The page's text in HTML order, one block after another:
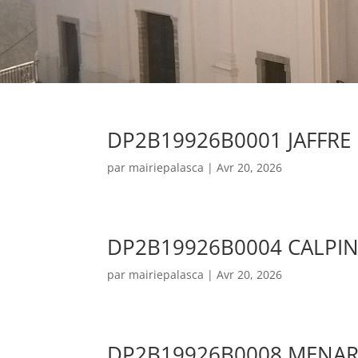
DP2B19926B0001 JAFFRE
par mairiepalasca |Avr 20, 2026
DP2B19926B0004
par mairiepalasca |Avr 20, 2026